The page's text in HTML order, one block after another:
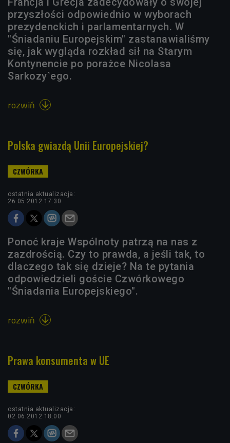
przyszłości odpowiednio w wyborach
prezydenckich i parlamentarnych. W
"Śniadaniu Europejskim" zastanawialiśmy
się, jak wygląda rozkład sił na Starym
Kontynencie po porażce Nicolasa
Sarkozy`ego.
rozwiń 
Polska gwiazdą Unii Europejskiej?
ostatnia aktualizacja:
26.05.2012 17:30
Ponoć kraje Wspólnoty patrzą na nas z
zazdrością. Czy to prawda, a jeśli tak, to
dlaczego tak się dzieje? Na te pytania
odpowiedzieli goście Czwórkowego
"Śniadania Europejskiego".
rozwiń 
Prawa konsumenta w UE
ostatnia aktualizacja:
02.06.2012 18:00